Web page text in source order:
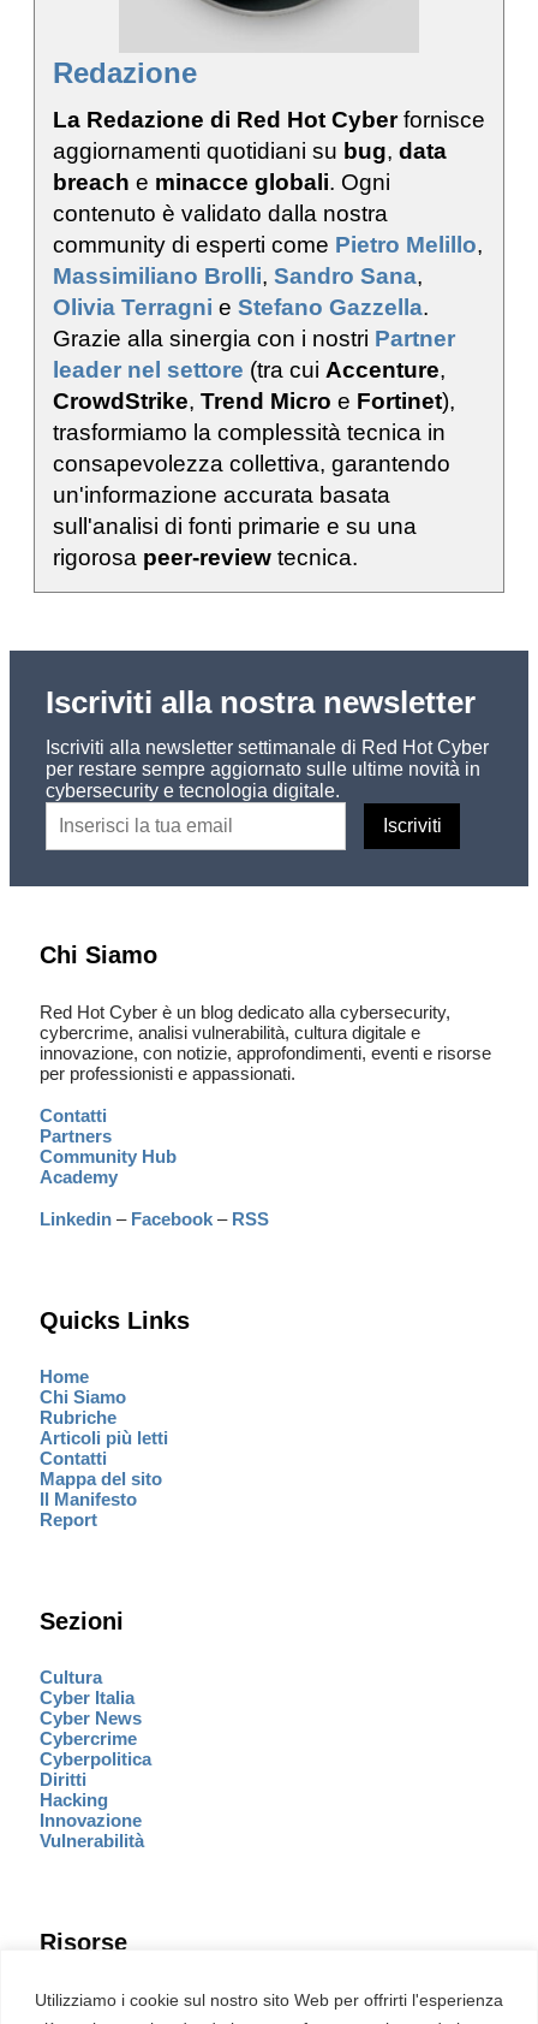
Utilizziamo i cookie sul nostro sito Web per offrirti l'esperienza
Redazione
La Redazione di Red Hot Cyberfornisce
aggiornamenti quotidiani su bug, data
breach e minacce globali. Ogni
contenuto è validato dalla nostra
community di esperti come Pietro Melillo,
Massimiliano Brolli, Sandro Sana,
Olivia Terragni e Stefano Gazzella.
Grazie alla sinergia con i nostri Partner
leader nel settore (tra cui Accenture,
CrowdStrike, Trend Micro e Fortinet),
trasformiamo la complessità tecnica in
consapevolezza collettiva, garantendo
un'informazione accurata basata
sull'analisi di fonti primarie e su una
rigorosa peer-review tecnica.
Iscriviti alla nostra newsletter
Iscriviti alla newsletter settimanale di Red Hot Cyber
per restare sempre aggiornato sulle ultime novità in
cybersecurity e tecnologia digitale.
Chi Siamo
Red Hot Cyber è un blog dedicato alla cybersecurity,
cybercrime, analisi vulnerabilità, cultura digitale e
innovazione, con notizie, approfondimenti, eventi e risorse
per professionisti e appassionati.
Contatti
Partners
Community Hub
Academy
Linkedin – Facebook – RSS
Quicks Links
Home
Chi Siamo
Rubriche
Articoli più letti
Contatti
Mappa del sito
Il Manifesto
Report
Sezioni
Cultura
Cyber Italia
Cyber News
Cybercrime
Cyberpolitica
Diritti
Hacking
Innovazione
Vulnerabilità
Risorse
Eventi
Fumetto Cyber